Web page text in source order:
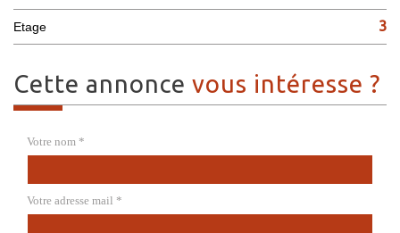
Etage 3
cette annonce vous intéresse ?
Votre nom *
Votre adresse mail *